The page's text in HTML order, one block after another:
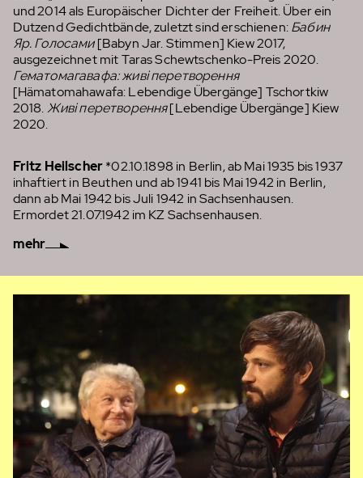
und 2014 als Europäischer Dichter der Freiheit. Über ein
Dutzend Gedichtbände, zuletzt sind erschienen:Бабин
Яр. Голосами[Babyn Jar. Stimmen] Kiew 2017,
ausgezeichnet mit Taras Schewtschenko-Preis 2020.
Гематомагавафа: живі перетворення
[Hämatomahawafa: Lebendige Übergänge] Tschortkiw
2018.Живі перетворення[Lebendige Übergänge] Kiew
2020.
Fritz Heilscher*02.10.1898 in Berlin, ab Mai 1935 bis 1937
inhaftiert in Beuthen und ab 1941 bis Mai 1942 in Berlin,
dann ab Mai 1942 bis Juli 1942 in Sachsenhausen.
Ermordet 21.07.1942 im KZ Sachsenhausen.
mehr